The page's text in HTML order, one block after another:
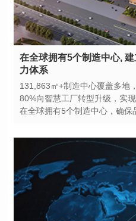
力体系
131,863㎡+制造中心覆盖多地
80%向智慧工厂转型升级，实
在全球拥有5个制造中心，确